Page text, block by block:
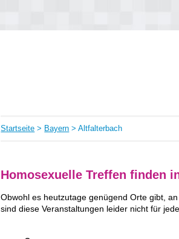
Startseite > Bayern > Altfalterbach
Homosexuelle Treffen finden
Obwohl es heutzutage genügend Orte gibt,
sind diese Veranstaltungen leider nicht für